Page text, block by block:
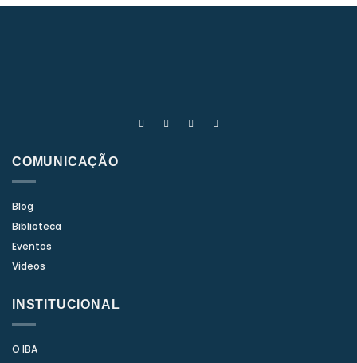
COMUNICAÇÃO
Blog
Biblioteca
Eventos
Videos
INSTITUCIONAL
O IBA